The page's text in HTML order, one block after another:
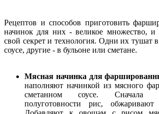
Рецептов и способов приготовить
начинок для них - великое множество, и
свой секрет и технология. Одни их тушат
соусе, другие - в бульоне или сметане.
Мясная начинка для
наполняют начинкой из мясного
сметанном соусе. Сначала
полуготовности рис,